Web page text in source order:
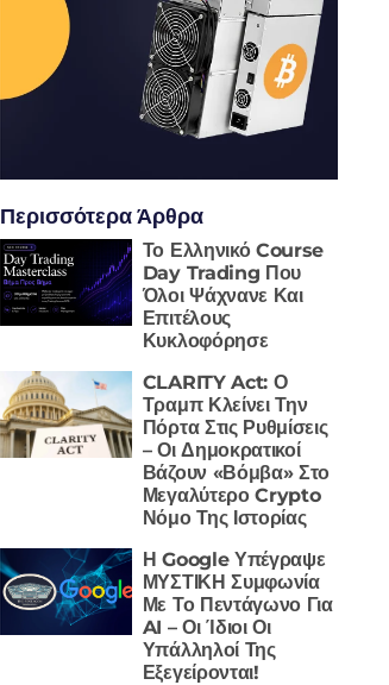
Περισσότερα Άρθρα
Το Ελληνικό Course
Day Trading Που
Όλοι Ψάχνανε Και
Επιτέλους
Κυκλοφόρησε
CLARITY Act: Ο
Τραμπ Κλείνει Την
Πόρτα Στις Ρυθμίσεις
– Οι Δημοκρατικοί
Βάζουν «Βόμβα» Στο
Μεγαλύτερο Crypto
Νόμο Της Ιστορίας
Η Google Υπέγραψε
ΜΥΣΤΙΚΗ Συμφωνία
Με Το Πεντάγωνο Για
AI – Οι Ίδιοι Οι
Υπάλληλοί Της
Εξεγείρονται!